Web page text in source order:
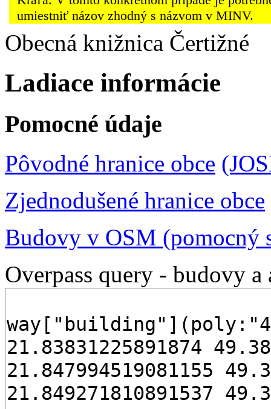
umiestniť názov zhodný s názvom v MINV.
Obecná knižnica Čertižné
Ladiace informácie
Pomocné údaje
Pôvodné hranice obce
Zjednodušené hranice obce
Budovy v OSM (pomocný
Overpass query - budovy a